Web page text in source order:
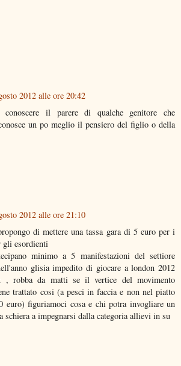
2012 alle ore 20:42
conoscere il parere di qualche genitore che
un po meglio il pensiero del figlio o della
2012 alle ore 21:10
di mettere una tassa gara di 5 euro per i
gli esordienti
minimo a 5 manifestazioni del settiore
glisia impedito di giocare a london 2012
, robba da matti se il vertice del movimento
trattato cosi (a pesci in faccia e non nel piatto
euro) figuriamoci cosa e chi potra invogliare un
schiera a impegnarsi dalla categoria allievi in su